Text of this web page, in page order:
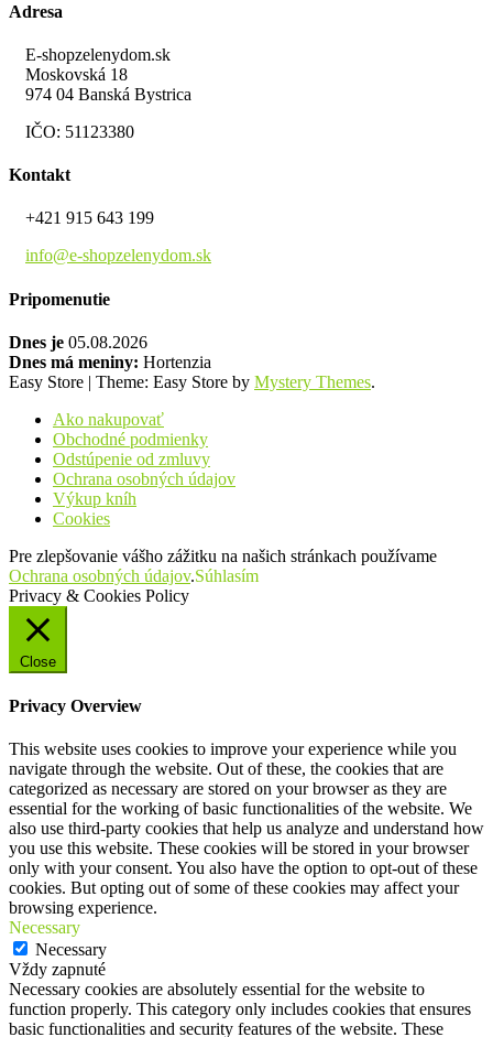
Adresa
E-shopzelenydom.sk
Moskovská 18
974 04 Banská Bystrica
IČO: 51123380
Kontakt
+421 915 643 199
info@e-shopzelenydom.sk
Pripomenutie
Dnes je 05.08.2026
Dnes má meniny: Hortenzia
Easy Store | Theme: Easy Store by Mystery Themes.
Ako nakupovať
Obchodné podmienky
Odstúpenie od zmluvy
Ochrana osobných údajov
Výkup kníh
Cookies
Pre zlepšovanie vášho zážitku na našich stránkach používame
Ochrana osobných údajov.Súhlasím
Privacy & Cookies Policy
Close
Privacy Overview
This website uses cookies to improve your experience while you
navigate through the website. Out of these, the cookies that are
categorized as necessary are stored on your browser as they are
essential for the working of basic functionalities of the website. We
also use third-party cookies that help us analyze and understand how
you use this website. These cookies will be stored in your browser
only with your consent. You also have the option to opt-out of these
cookies. But opting out of some of these cookies may affect your
browsing experience.
Necessary
Necessary
Vždy zapnuté
Necessary cookies are absolutely essential for the website to
function properly. This category only includes cookies that ensures
basic functionalities and security features of the website. These